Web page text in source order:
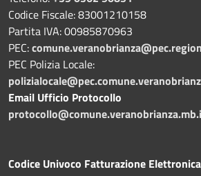
Codice Fiscale: 83001210158
Partita IVA: 00985870963
PEC:
PEC Polizia Locale:
Email Ufficio Protocollo
Codice Univoco Fatturazione Elettronica